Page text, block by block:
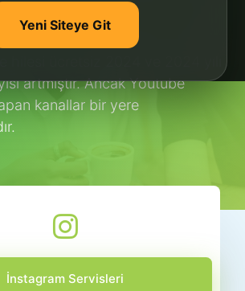
Yeni Siteye Git
2019
artmıştır. Ancak Youtube
kanallar bir yere
İnstagram Servisleri